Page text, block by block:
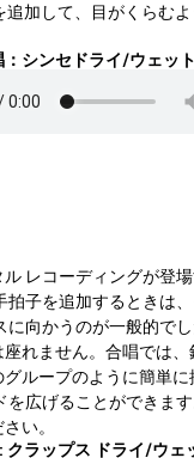
追加して、目がくらむ
：シンセドライ/ウェット
レコーディングが登場
拍子を追加するときは
に向かうのが一般的で
れません。合唱では
ループのように簡単
を広げることができま
い。
クラップス ドライ/ウェ